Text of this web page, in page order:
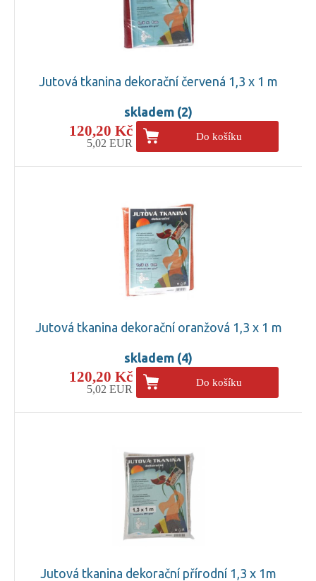
Jutová tkanina dekorační červená 1,3 x 1 m
skladem (2)
120,20 Kč
5,02 EUR
Do košíku
Jutová tkanina dekorační oranžová 1,3 x 1 m
skladem (4)
120,20 Kč
5,02 EUR
Do košíku
Jutová tkanina dekorační přírodní 1,3 x 1m